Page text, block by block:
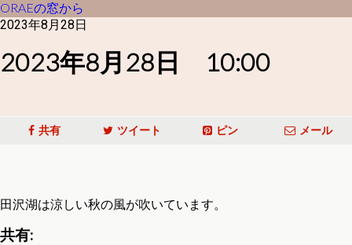
ORAEの窓から
2023年8月28日
2023年8月28日 10:00
共有 ツイート ピン メール
田沢湖は涼しい秋の風が吹いています。
共有: